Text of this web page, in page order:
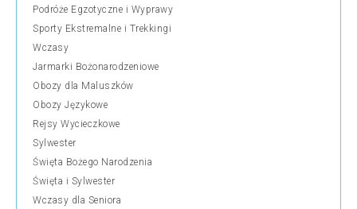
Podróże Egzotyczne i Wyprawy
Sporty Ekstremalne i Trekkingi
Wczasy
Jarmarki Bożonarodzeniowe
Obozy dla Maluszków
Obozy Językowe
Rejsy Wycieczkowe
Sylwester
Święta Bożego Narodzenia
Święta i Sylwester
Wczasy dla Seniora